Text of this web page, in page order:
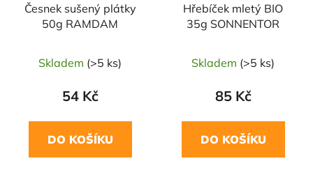
Česnek sušený plátky
50g RAMDAM
Skladem (>5 ks)
54 Kč
DO KOŠÍKU
Hřebíček mletý BIO
35g SONNENTOR
Skladem (>5 ks)
85 Kč
DO KOŠÍKU